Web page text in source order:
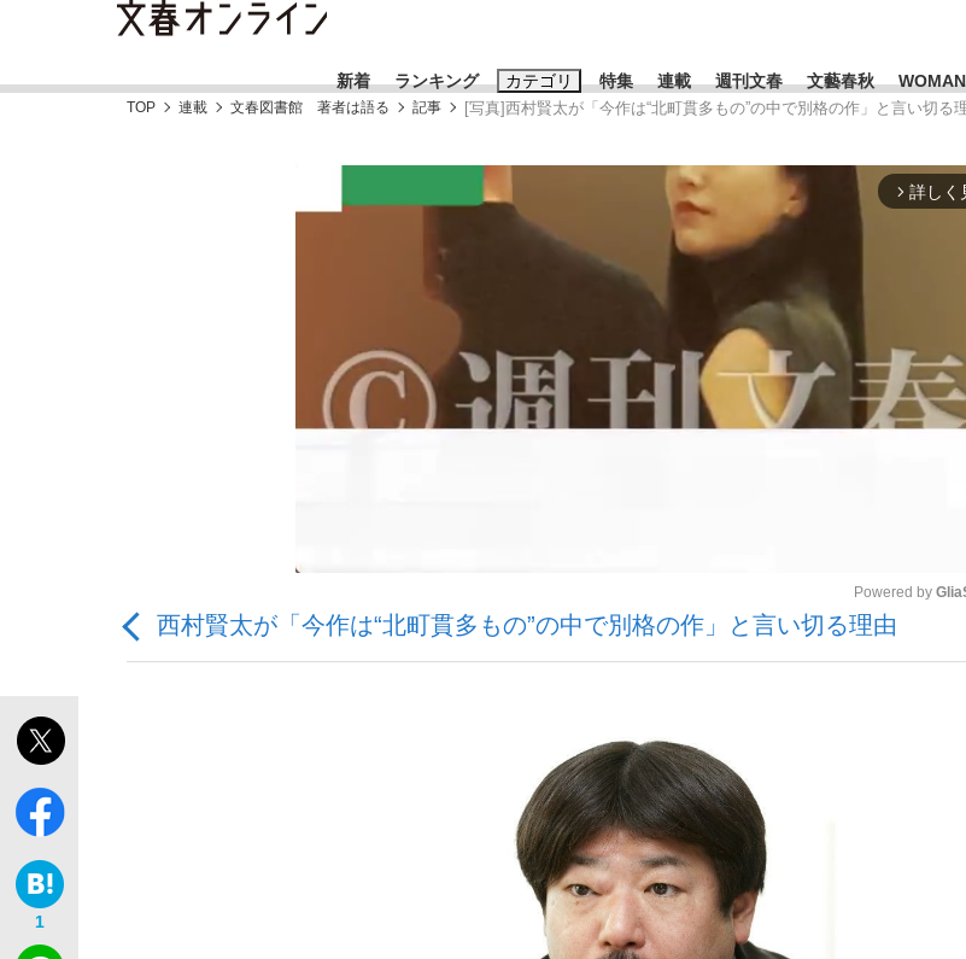
新着 ランキング カテゴリ
「敗因分析は一切聞かれなかった」侍ジャパン選手が証言した“NPB聞... 「クマが悪
特集 連載 週刊文春 文藝春秋 WOMAN
おすすめのキーワードタグ一覧
#高市早苗 #森岡毅
TOP 連載 文春図書館 著者は語る 記事 [写真]西村賢太が「今作は“北町貫多もの”の中で別格の作」と言い切る
arrow_forward_ios 詳しく
Mute
Powered by
西村賢太が「今作は“北町貫多もの”の中で別格の作」と言い切る理由
1